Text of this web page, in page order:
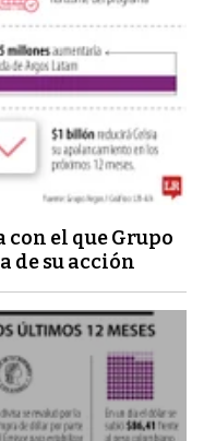
el que Grupo
de su acción